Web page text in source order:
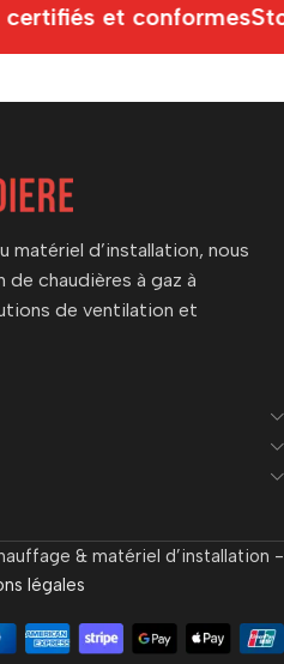
et conformes
matériel d’installation, nous
chaudières à gaz à
de ventilation et
& matériel d’installation -
légales